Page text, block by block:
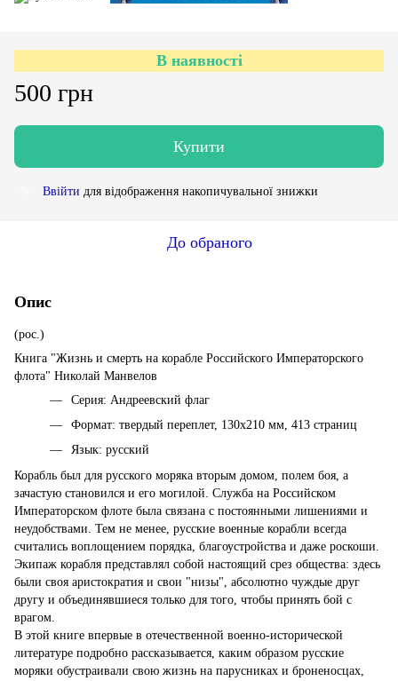
В наявності
500 грн
Купити
Ввійти для відображення накопичувальної знижки
До обраного
Опис
(рос.)
Книга "Жизнь и смерть на корабле Российского Императорского
флота" Николай Манвелов
Серия: Андреевский флаг
Формат: твердый переплет, 130х210 мм, 413 страниц
Язык: русский
Корабль был для русского моряка вторым домом, полем боя, а
зачастую становился и его могилой. Служба на Российском
Императорском флоте была связана с постоянными лишениями и
неудобствами. Тем не менее, русские военные корабли всегда
считались воплощением порядка, благоустройства и даже роскоши.
Экипаж корабля представлял собой настоящий срез общества: здесь
были своя аристократия и свои "низы", абсолютно чуждые друг
другу и объединявшиеся только для того, чтобы принять бой с
врагом.
В этой книге впервые в отечественной военно-исторической
литературе подробно рассказывается, каким образом русские
моряки обустраивали свою жизнь на парусниках и броненосцах,